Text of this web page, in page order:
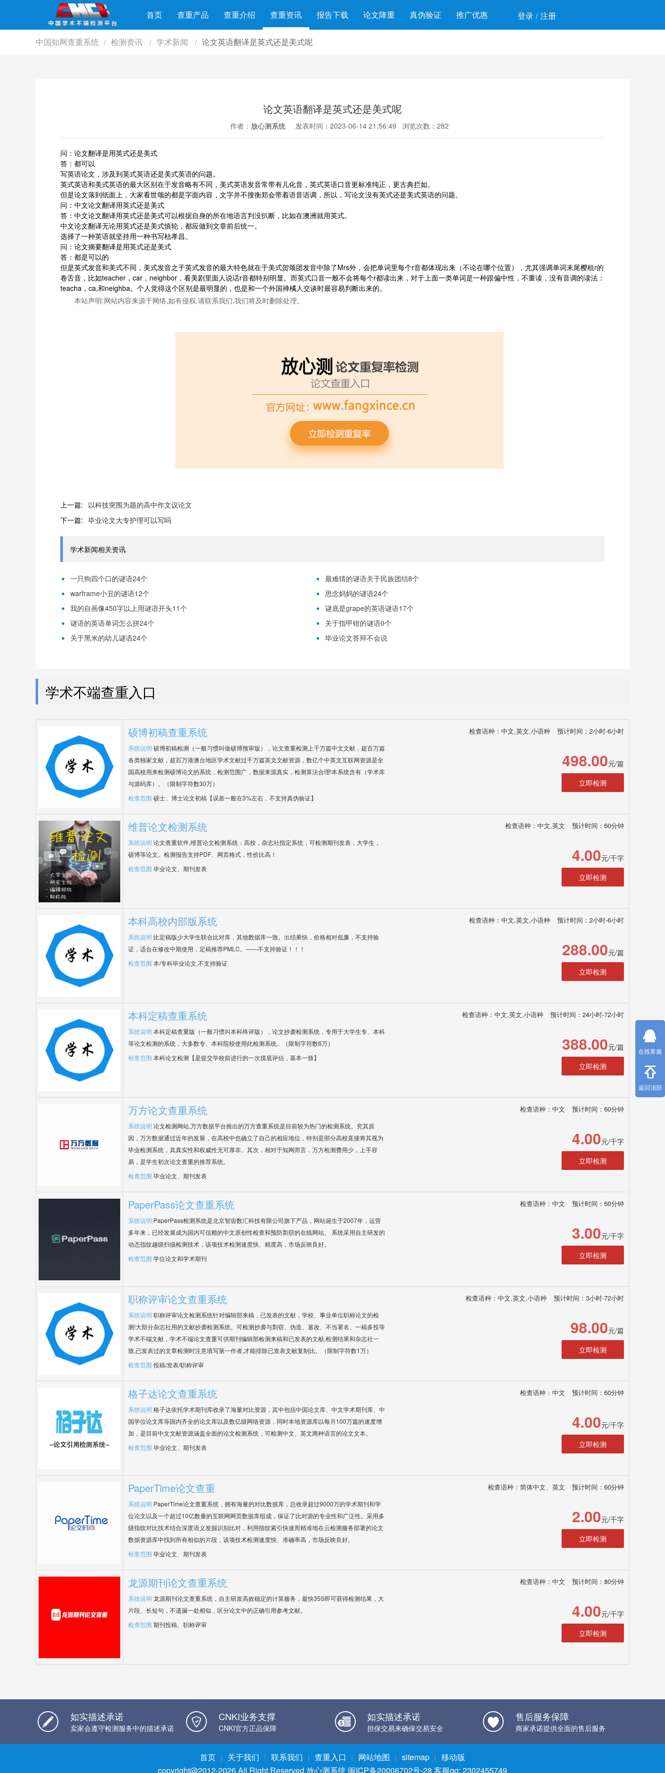
首页 查重产品 查重介绍 查重资讯 报告下载 论文降重 真伪验证 推广优惠 登录 / 注册
中国知网查重系统 / 检测资讯 / 学术新闻 / 论文英语翻译是英式还是美式呢
论文英语翻译是英式还是美式呢
作者： 放心测系统 发表时间：2023-06-14 21:56:49 浏览次数：282
问：论文翻译是用英式还是美式
答：都可以
写英语论文，涉及到英式英语还是美式英语的问题。
英式英语和美式英语的最大区别在于发音略有不同，美式英语发音常带有儿化音，英式英语口音更标准纯正，更古典拦如。
但是论文落到纸面上，大家看世颂的都是字面内容，文字并不搜衡郑会带着语音语调，所以，写论文没有英式还是美式英语的问题。
问：中文论文翻译用英式还是美式
答：中文论文翻译用英式还是美式可以根据自身的所在地语言判没扒断，比如在澳洲就用英式。
中文论文翻译无论用英式还是美式慎轮，都应做到文章前后统一。
选择了一种英语就坚持用一种书写枯孝昌。
问：论文摘要翻译是用英式还是美式
答：都是可以的
但是英式发音和美式不同，美式发音之于英式发音的最大特色就在于美式贺颂团发音中除了Mrs外，会把单词里每个r音都体现出来（不论在哪个位置），尤其强调单词末尾樱租r的
卷舌音，比如teacher，car，neighbor，看美剧里面人说话r音都特别明显。而英式口音一般不会将每个r都读出来，对于上面一类单词是一种跟偏中性，不重读，没有音调的读法：
teacha，ca,和neighba。个人觉得这个区别是最明显的，也是和一个外国禅橘人交谈时最容易判断出来的。
本站声明:网站内容来源于网络,如有侵权,请联系我们,我们将及时删除处理。
上一篇: 以科技突围为题的高中作文议论文
下一篇: 毕业论文大专护理可以写吗
学术新闻相关资讯
一只狗四个口的谜语24个
最难猜的谜语关于民族团结8个
warframe小丑的谜语12个
思念妈妈的谜语24个
我的自画像450字以上用谜语开头11个
谜底是grape的英语谜语17个
谜语的英语单词怎么拼24个
关于指甲钳的谜语0个
关于黑米的幼儿谜语24个
毕业论文答辩不会说
学术不端查重入口
硕博初稿查重系统 检查语种：中文,英文,小语种 预计时间：2小时-6小时
系统说明 硕博初稿检测（一般习惯叫做硕博预审版），论文查重检测上千万篇中文文献，超百万篇
各类独家文献，超百万港澳台地区学术文献过千万篇英文文献资源，数亿个中英文互联网资源是全
国高校用来检测硕博论文的系统，检测范围广，数据来源真实，检测算法合理!本系统含有（学术库
与源码库）。（限制字符数30万）
检查范围 硕士、博士论文初稿【误差一般在3%左右，不支持真伪验证】
498.00元/篇
立即检测
维普论文检测系统 检查语种：中文,英文 预计时间：60分钟
系统说明 论文查重软件,维普论文检测系统：高校，杂志社指定系统，可检测期刊发表，大学生，
硕博等论文。检测报告支持PDF、网页格式，性价比高！
检查范围 毕业论文、期刊发表
4.00元/千字
立即检测
本科高校内部版系统 检查语种：中文,英文,小语种 预计时间：2小时-6小时
系统说明 比定稿版少大学生联合比对库，其他数据库一致。出结果快，价格相对低廉，不支持验
证，适合在修改中期使用，定稿推荐PMLC。——不支持验证！！！
检查范围 本/专科毕业论文,不支持验证
288.00元/篇
立即检测
本科定稿查重系统 检查语种：中文,英文,小语种 预计时间：24小时-72小时
系统说明 本科定稿查重版（一般习惯叫本科终评版），论文抄袭检测系统，专用于大学生专、本科
等论文检测的系统，大多数专、本科院校使用此检测系统。（限制字符数6万）
检查范围 本科论文检测【是提交学校前进行的一次摸底评估，基本一致】
388.00元/篇
立即检测
万方论文查重系统 检查语种：中文 预计时间：60分钟
系统说明 论文检测网站,万方数据平台推出的万方查重系统是目前较为热门的检测系统。究其原
因，万方数据通过近年的发展，在高校中也确立了自己的相应地位，特别是部分高校直接将其视为
毕业检测系统，其真实性和权威性无可厚非。其次，相对于知网而言，万方检测费用少，上手容
易，是学生初次论文查重的推荐系统。
检查范围 毕业论文、期刊发表
4.00元/千字
立即检测
PaperPass论文查重系统 检查语种：中文 预计时间：60分钟
系统说明 PaperPass检测系统是北京智齿数汇科技有限公司旗下产品，网站诞生于2007年，运营
多年来，已经发展成为国内可信赖的中文原创性检查和预防剽窃的在线网站。 系统采用自主研发的
动态指纹越级扫描检测技术，该项技术检测速度快、精度高，市场反映良好。
检查范围 学位论文和学术期刊
3.00元/千字
立即检测
职称评审论文查重系统 检查语种：中文,英文,小语种 预计时间：3小时-72小时
系统说明 职称评审论文检测系统针对编辑部来稿，已发表的文献，学校、事业单位职称论文的检
测!大部分杂志社用的文献抄袭检测系统。可检测抄袭与剽窃、伪造、篡改、不当署名、一稿多投等
学术不端文献，学术不端论文查重可供期刊编辑部检测来稿和已发表的文献,检测结果和杂志社一
致,已发表过的文章检测时注意填写第一作者,才能排除已发表文献复制比。（限制字符数1万）
检查范围 投稿/发表/职称评审
98.00元/篇
立即检测
格子达论文查重系统 检查语种：中文 预计时间：60分钟
系统说明 格子达依托学术期刊库收录了海量对比资源，其中包括中国论文库、中文学术期刊库、中
国学位论文库等国内齐全的论文库以及数亿级网络资源，同时本地资源库以每月100万篇的速度增
加，是目前中文文献资源涵盖全面的论文检测系统，可检测中文、英文两种语言的论文文本。
检查范围 毕业论文、期刊发表
4.00元/千字
立即检测
PaperTime论文查重 检查语种：简体中文、英文 预计时间：60分钟
系统说明 PaperTime论文查重系统，拥有海量的对比数据库，总收录超过9000万的学术期刊和学
位论文以及一个超过10亿数量的互联网网页数据库组成，保证了比对源的专业性和广泛性。采用多
级指纹对比技术结合深度语义发掘识别比对，利用指纹索引快速而精准地在云检测服务部署的论文
数据资源库中找到所有相似的片段，该项技术检测速度快、准确率高，市场反映良好。
检查范围 毕业论文、期刊发表
2.00元/千字
立即检测
龙源期刊论文查重系统 检查语种：中文 预计时间：80分钟
系统说明 龙源期刊论文查重系统，自主研发高效稳定的计算服务，最快35S即可获得检测结果，大
片段、长短句，不遗漏一处相似，区分论文中的正确引用参考文献。
检查范围 期刊投稿、职称评审
4.00元/千字
立即检测
如实描述承诺
卖家会遵守检测服务中的描述承诺
CNKI业务支撑
CNKI官方正品保障
如实描述承诺
担保交易来确保交易安全
售后服务保障
商家承诺提供全面的售后服务
在线客服
返回顶部
首页 | 关于我们 | 联系我们 | 查重入口 | 网站地图 | sitemap | 移动版
copyright@2012-2026 All Right Reserved 放心测系统 闽ICP备20006702号-28 客服qq: 2302455749